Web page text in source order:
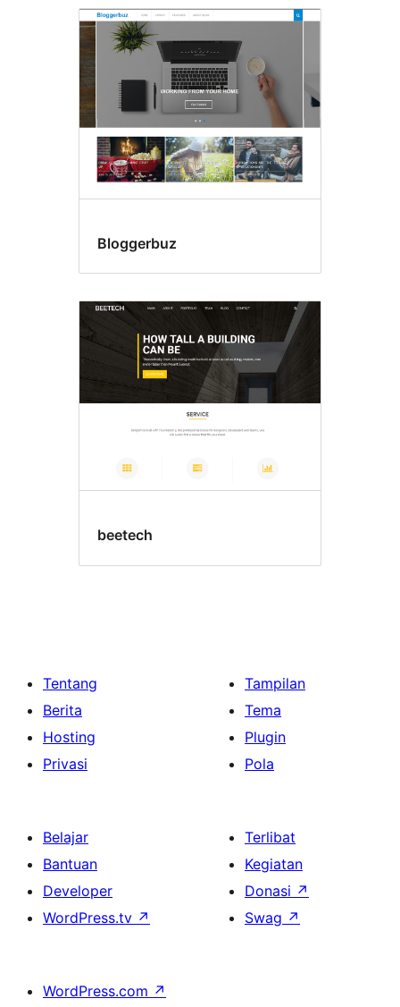
Bloggerbuz
beetech
Tentang
Berita
Hosting
Privasi
Tampilan
Tema
Plugin
Pola
Belajar
Bantuan
Developer
WordPress.tv ↗
Terlibat
Kegiatan
Donasi ↗
Swag ↗
WordPress.com ↗